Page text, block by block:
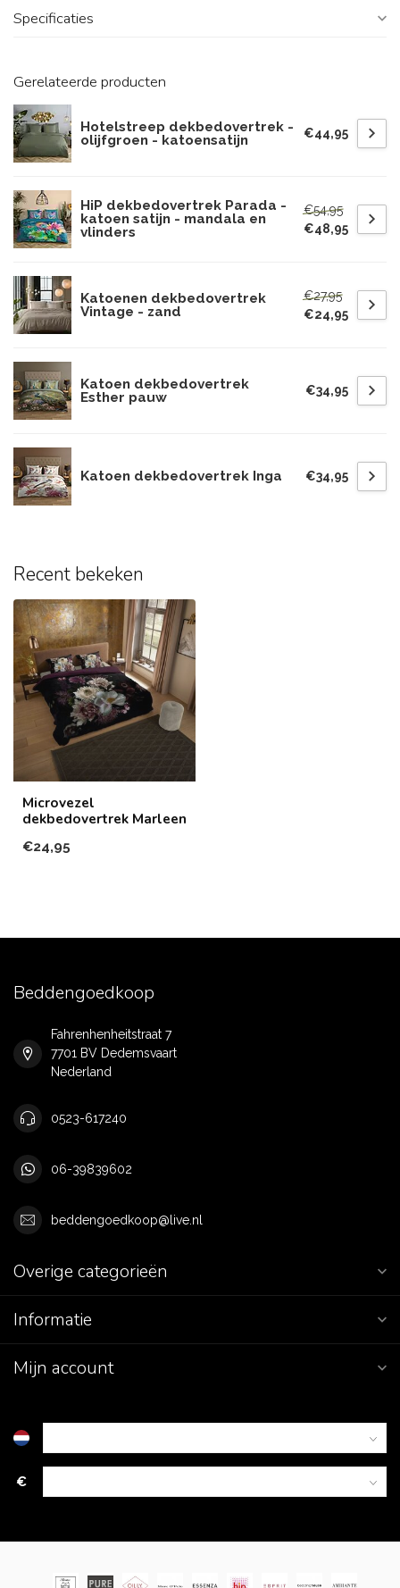
Specificaties
Gerelateerde producten
Hotelstreep dekbedovertrek -
olijfgroen - katoensatijn
€44,95
HiP dekbedovertrek Parada -
katoen satijn - mandala en
vlinders
€54,95
€48,95
Katoenen dekbedovertrek
Vintage - zand
€27,95
€24,95
Katoen dekbedovertrek
Esther pauw
€34,95
Katoen dekbedovertrek Inga €34,95
Recent bekeken
Microvezel
dekbedovertrek Marleen
€24,95
Beddengoedkoop
Fahrenhenheitstraat 7
7701 BV Dedemsvaart
Nederland
0523-617240
06-39839602
beddengoedkoop@live.nl
Overige categorieën
Informatie
Mijn account
€